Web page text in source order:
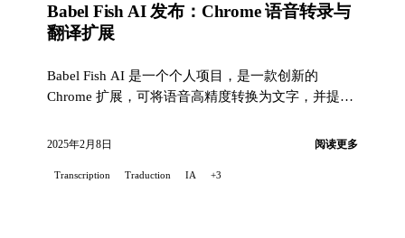
Babel Fish AI 发布：Chrome 语音转录与
翻译扩展
Babel Fish AI 是一个个人项目，是一款创新的
Chrome 扩展，可将语音高精度转换为文字，并提供
的 Whisper API 提供高质量语音转录。我部分出于个
流。
2025年2月8日 阅读更多
Transcription Traduction IA +3